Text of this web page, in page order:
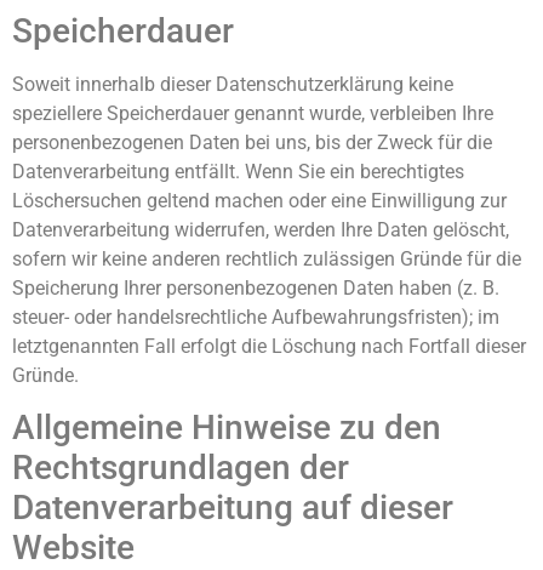
Speicherdauer
Soweit innerhalb dieser Datenschutzerklärung keine
speziellere Speicherdauer genannt wurde, verbleiben Ihre
personenbezogenen Daten bei uns, bis der Zweck für die
Datenverarbeitung entfällt. Wenn Sie ein berechtigtes
Löschersuchen geltend machen oder eine Einwilligung zur
Datenverarbeitung widerrufen, werden Ihre Daten gelöscht,
sofern wir keine anderen rechtlich zulässigen Gründe für die
Speicherung Ihrer personenbezogenen Daten haben (z. B.
steuer- oder handelsrechtliche Aufbewahrungsfristen); im
letztgenannten Fall erfolgt die Löschung nach Fortfall dieser
Gründe.
Allgemeine Hinweise zu den
Rechtsgrundlagen der
Datenverarbeitung auf dieser
Website